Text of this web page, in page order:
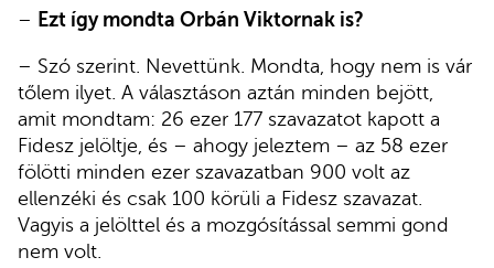
– Ezt így mondta Orbán Viktornak is?
– Szó szerint. Nevettünk. Mondta, hogy nem is vár
tőlem ilyet. A választáson aztán minden bejött,
amit mondtam: 26 ezer 177 szavazatot kapott a
Fidesz jelöltje, és – ahogy jeleztem – az 58 ezer
fölötti minden ezer szavazatban 900 volt az
ellenzéki és csak 100 körüli a Fidesz szavazat.
Vagyis a jelölttel és a mozgósítással semmi gond
nem volt.